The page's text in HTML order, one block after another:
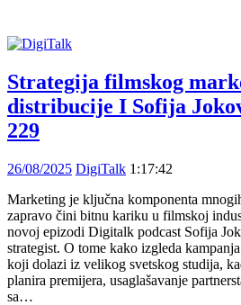
Strategija filmskog
distribucije I Sofija
229
26/08/2025 DigiTalk 1:17:42
Marketing je ključna komponenta
zapravo čini bitnu kariku u filmskoj
novoj epizodi Digitalk podcast Sofija
strategist. O tome kako izgleda
koji dolazi iz velikog svetskog studija,
planira premijera, usaglašavanje
sa…